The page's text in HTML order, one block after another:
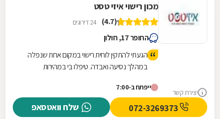
יצירת קשר
מכון רישוי איזי טסט
(4.7) 24 דירוגים
החופר 17, חולון
הגעתי להתקין לוחית רישוי במקום אחת שנפלה
במהלך נסיעה ואבדה. טיפלו בי במהירות
המקום מטופח ונקי.
ייפתח ב-7:00
שלח וואטסאפ